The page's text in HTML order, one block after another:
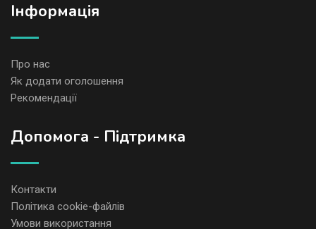
Iнформація
Про нас
Як додати оголошення
Рекомендації
Допомога - Підтримка
Контакти
Політика cookie-файлів
Умови використання